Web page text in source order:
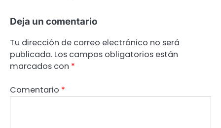
Deja un comentario
Tu dirección de correo electrónico no será
publicada. Los campos obligatorios están
marcados con *
Comentario *